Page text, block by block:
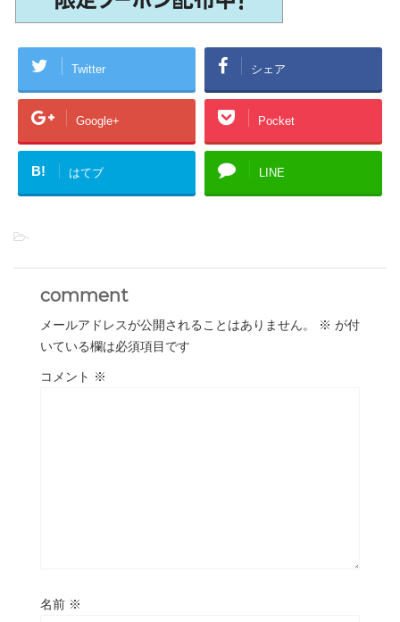
Twitter シェア
Google+ Pocket
B! はてブ LINE
-
comment
メールアドレスが公開されることはありません。 ※ が付
いている欄は必須項目です
コメント ※
名前 ※